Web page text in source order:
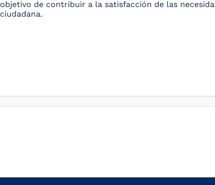
objetivo de contribuir a la satisfacción de las
ciudadana.